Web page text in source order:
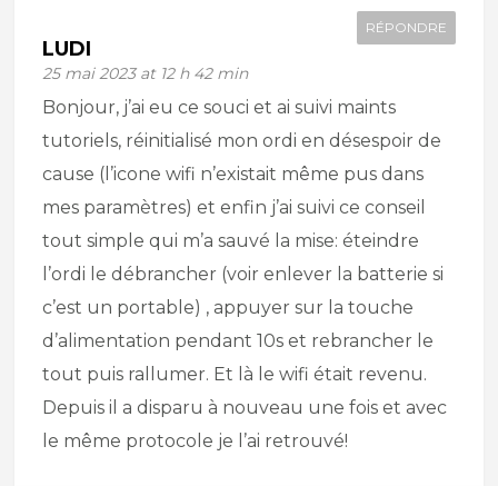
LUDI
25 mai 2023 at 12 h 42 min
RÉPONDRE
Bonjour, j’ai eu ce souci et ai suivi maints
tutoriels, réinitialisé mon ordi en désespoir de
cause (l’icone wifi n’existait même pus dans
mes paramètres) et enfin j’ai suivi ce conseil
tout simple qui m’a sauvé la mise: éteindre
l’ordi le débrancher (voir enlever la batterie si
c’est un portable) , appuyer sur la touche
d’alimentation pendant 10s et rebrancher le
tout puis rallumer. Et là le wifi était revenu.
Depuis il a disparu à nouveau une fois et avec
le même protocole je l’ai retrouvé!